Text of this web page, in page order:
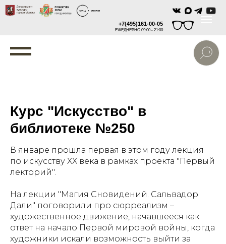
+7(495)161-00-05
ЕЖЕДНЕВНО 09:00 - 21:00
Курс "Искусство" в
библиотеке №250
В январе прошла первая в этом году лекция
по искусству XX века в рамках проекта "Первый
лекторий".
На лекции "Магия Сновидений. Сальвадор
Дали" поговорили про сюрреализм –
художественное движение, начавшееся как
ответ на начало Первой мировой войны, когда
художники искали возможность выйти за